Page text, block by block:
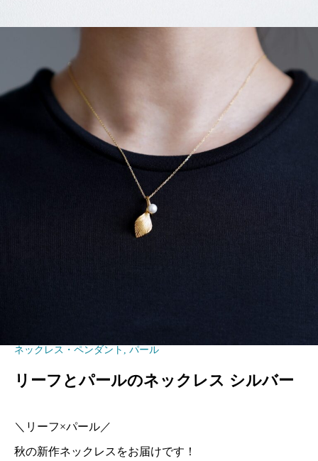
ネックレス・ペンダント , パール
リーフとパールのネックレス シルバー
＼リーフ×パール／
秋の新作ネックレスをお届けです！